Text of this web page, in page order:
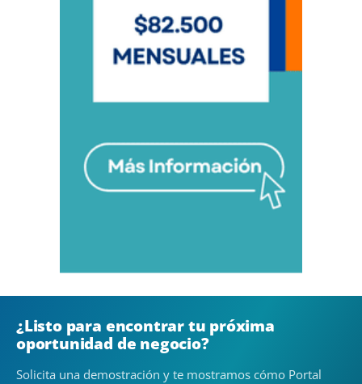
¿Listo para encontrar tu próxima
oportunidad de negocio?
Solicita una demostración y te mostramos cómo Portal